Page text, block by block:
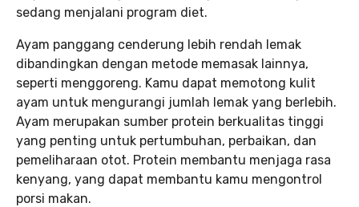
sedang menjalani program diet.
Ayam panggang cenderung lebih rendah lemak
dibandingkan dengan metode memasak lainnya,
seperti menggoreng. Kamu dapat memotong kulit
ayam untuk mengurangi jumlah lemak yang berlebih.
Ayam merupakan sumber protein berkualitas tinggi
yang penting untuk pertumbuhan, perbaikan, dan
pemeliharaan otot. Protein membantu menjaga rasa
kenyang, yang dapat membantu kamu mengontrol
porsi makan.